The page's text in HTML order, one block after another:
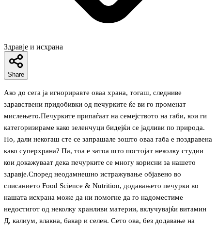
Здравје и исхрана
Share
Ако до сега ја игнориравте оваа храна, тогаш, следниве
здравствени придобивки од печурките ќе ви го променат
мислењето.Печурките припаѓаат на семејството на габи, кои ги
категоризираме како зеленчуци бидејќи се јадливи по природа.
Но, дали некогаш сте се запрашале зошто оваа габа е поздравена
како суперхрана? Па, тоа е затоа што постојат неколку студии
кои докажуваат дека печурките се многу корисни за нашето
здравје.Според неодамнешно истражување објавено во
списанието Food Science & Nutrition, додавањето печурки во
нашата исхрана може да ни помогне да го надоместиме
недостигот од неколку хранливи материи, вклучувајќи витамин
Д, калиум, влакна, бакар и селен. Сето ова, без додавање на